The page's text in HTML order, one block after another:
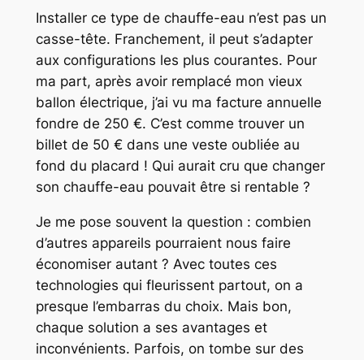
Installer ce type de chauffe-eau n’est pas un
casse-tête. Franchement, il peut s’adapter
aux configurations les plus courantes. Pour
ma part, après avoir remplacé mon vieux
ballon électrique, j’ai vu ma facture annuelle
fondre de 250 €. C’est comme trouver un
billet de 50 € dans une veste oubliée au
fond du placard ! Qui aurait cru que changer
son chauffe-eau pouvait être si rentable ?
Je me pose souvent la question : combien
d’autres appareils pourraient nous faire
économiser autant ? Avec toutes ces
technologies qui fleurissent partout, on a
presque l’embarras du choix. Mais bon,
chaque solution a ses avantages et
inconvénients. Parfois, on tombe sur des